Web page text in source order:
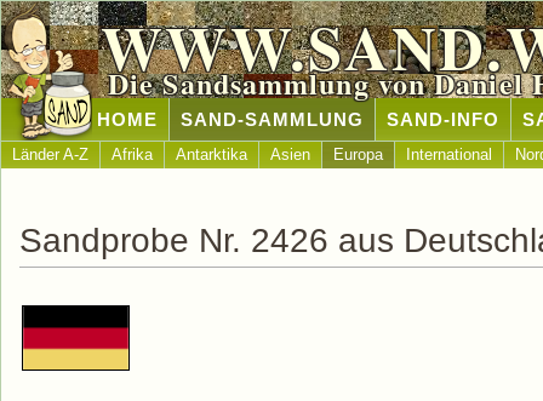
Die Sandsammlung von Daniel
HOME SAND-SAMMLUNG SAND-INFO
Länder A-Z Afrika Antarktika Asien Europa International
Sandprobe Nr. 2426 aus